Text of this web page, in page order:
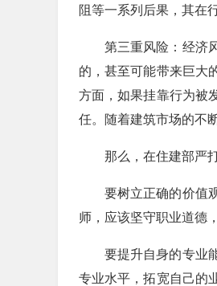
阻等一系列后果，其在
第三重风险：经济
的，甚至可能带来巨大
方面，如果挂靠行为被
任。随着建筑市场的不
那么，在住建部严
要树立正确的价值
师，应该坚守职业道德
要提升自身的专业
专业水平，拓宽自己的